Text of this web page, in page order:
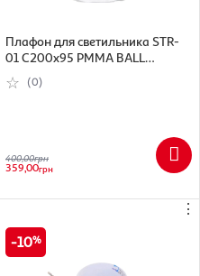
Плафон для светильника STR-
01 C200x95 PMMA BALL
пластик, прозрачный
(0)
400,00грн
359,00грн
⋮
10